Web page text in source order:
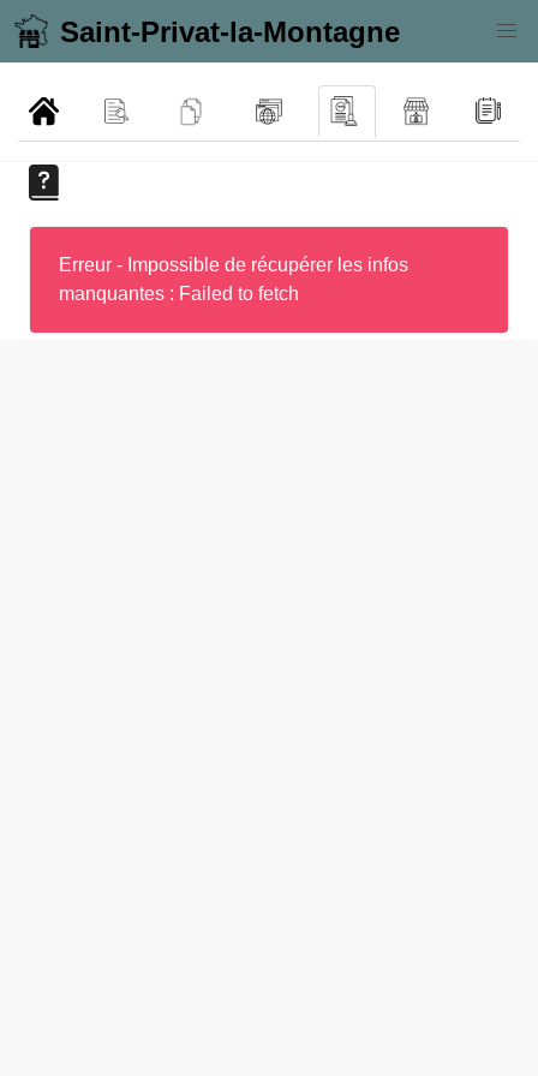
Saint-Privat-la-Montagne
Erreur - Impossible de récupérer les infos
manquantes : Failed to fetch